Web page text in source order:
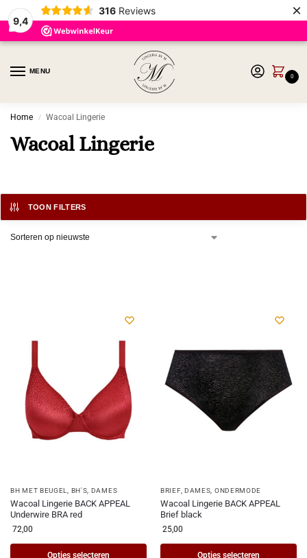
9,4
316 Reviews ×
MENU
0
Home / Wacoal Lingerie
Wacoal Lingerie
TOON FILTERS
BH MET BEUGEL BH'S DAMES
Wacoal Lingerie BACK APPEAL
Underwire BRA red
72,00
Opties selecteren
BRIEF, DAMES ONDERMODE
Wacoal Lingerie BACK APPEAL
Brief black
25,00
Opties selecteren